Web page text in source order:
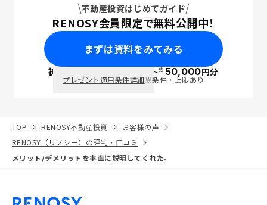
不動産投資はじめてガイド
RENOSY会員限定で無料公開中！
まずは資料をみてみる
初回面談で ポイント※50,000円分
プレゼント適用条件詳細※条件・上限あり
TOP RENOSY不動産投資
お客様の声
RENOSY（リノシー）の評判・口コミ
メリット/デメリットを率直に説明してくれた。